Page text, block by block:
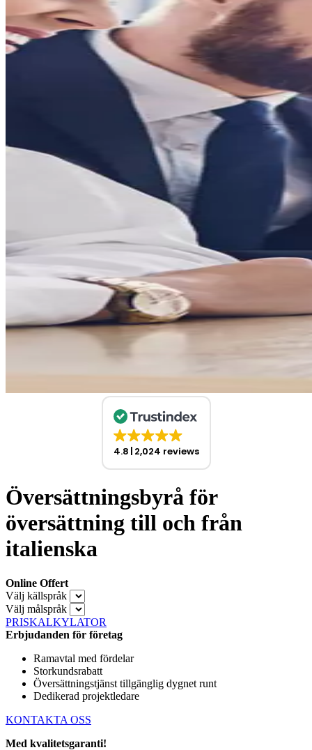
4.8 2,024 reviews
Översättningsbyrå för
översättning till och från
italienska
Online Offert
Välj källspråk
Välj målspråk
PRISKALKYLATOR
Erbjudanden för företag
Ramavtal med fördelar
Storkundsrabatt
Översättningstjänst tillgänglig dygnet runt
Dedikerad projektledare
KONTAKTA OSS
Med kvalitetsgaranti!